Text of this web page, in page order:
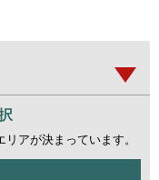
アが決まっています。